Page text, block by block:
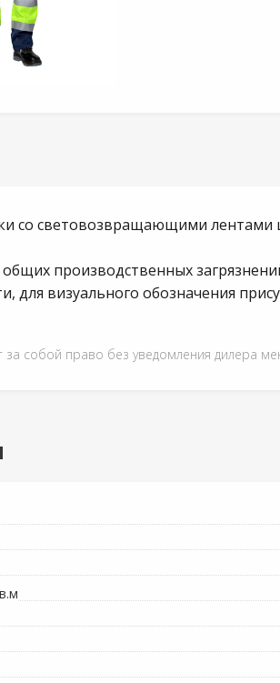
со световозвращающими лентами
производственных
для визуального обозначения
за собой право без уведомления дилера